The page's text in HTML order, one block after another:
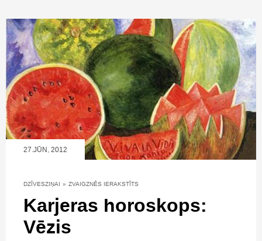
27.JŪN, 2012
DZĪVESZIŅAI » ZVAIGZNĒS IERAKSTĪTS
Karjeras horoskops:
Vēzis